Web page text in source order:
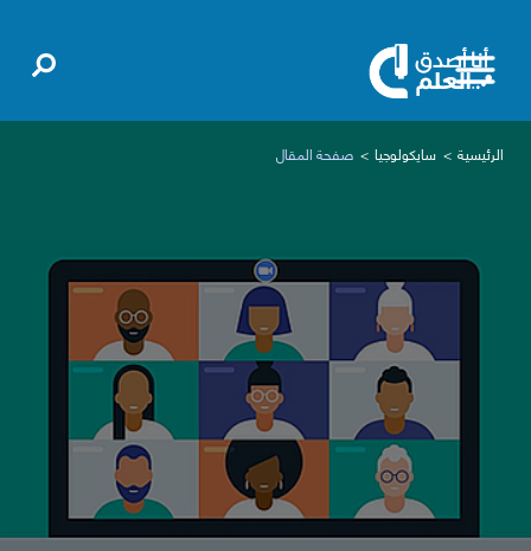
الرئيسية سايكولوجيا صفحة المقال